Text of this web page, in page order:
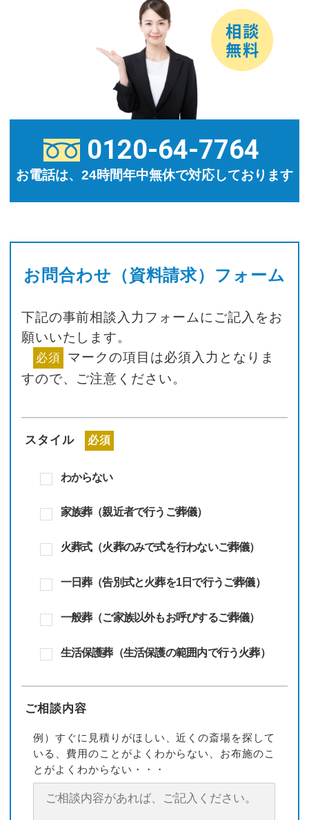
0120-64-7764
お電話は、24時間年中無休で対応しております
お問合わせ（資料請求）フォーム
下記の事前相談入力フォームにご記入をお
願いいたします。
必須 マークの項目は必須入力となりま
すので、 ご注意ください。
スタイル 必須
わからない
家族葬（親近者で行うご葬儀）
火葬式（火葬のみで式を行わないご葬儀）
一日葬（告別式と火葬を1日で行うご葬儀）
一般葬（ご家族以外もお呼びするご葬儀）
生活保護葬（生活保護の範囲内で行う火葬）
ご相談内容
例）すぐに見積りがほしい、近くの斎場を探して
いる、費用のことがよくわからない、お布施のこ
とがよくわからない・・・